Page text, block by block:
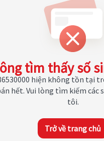
tìm thấy số
hiện không tồn tại
hết. Vui lòng tìm kiếm các
tôi.
Trở về trang chủ